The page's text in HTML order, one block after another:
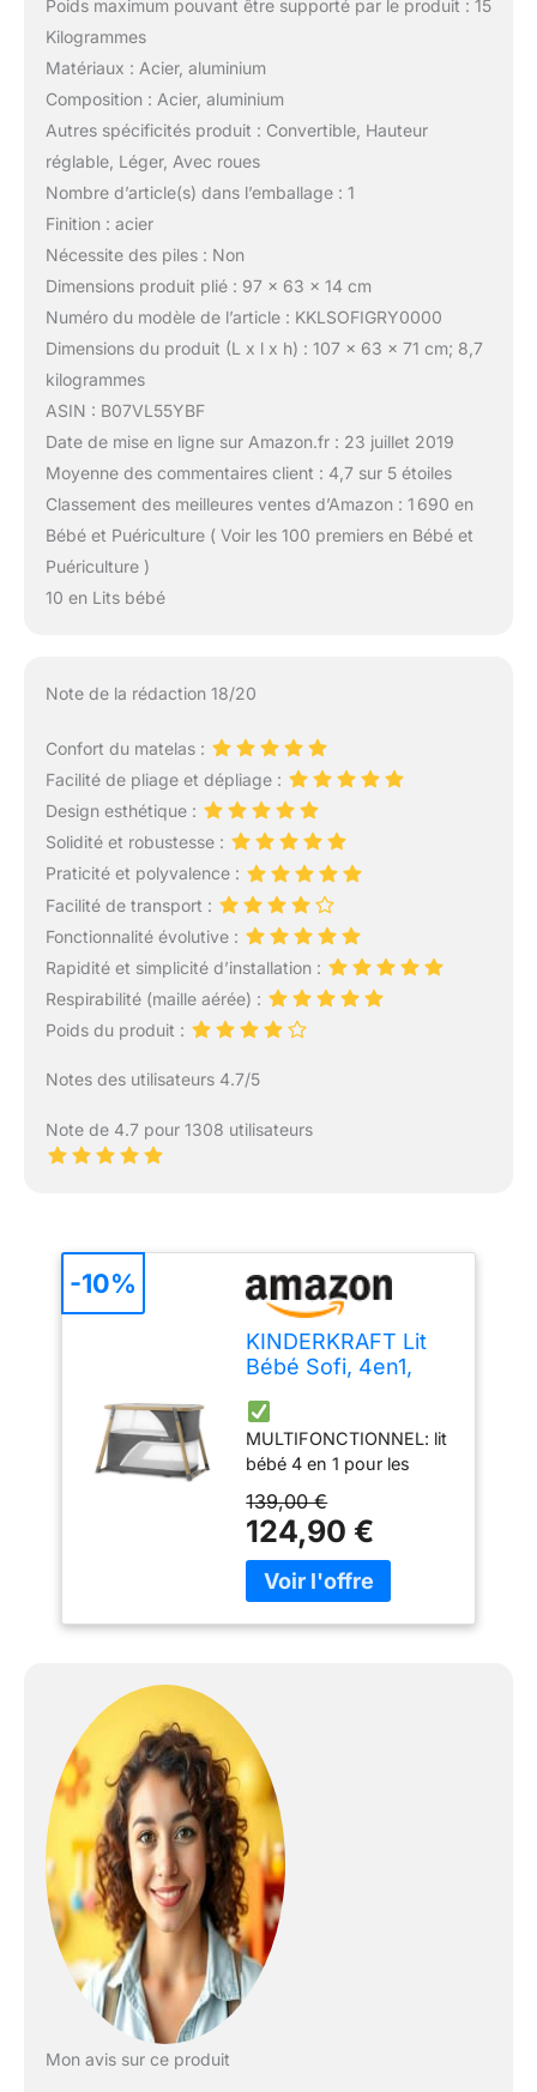
Poids maximum pouvant être supporté par le produit : 15
Kilogrammes
Matériaux : Acier, aluminium
Composition : Acier, aluminium
Autres spécificités produit : Convertible, Hauteur
réglable, Léger, Avec roues
Nombre d’article(s) dans l’emballage : 1
Finition : acier
Nécessite des piles : Non
Dimensions produit plié : 97 x 63 x 14 cm
Numéro du modèle de l’article : KKLSOFIGRY0000
Dimensions du produit (L x l x h) : 107 x 63 x 71 cm; 8,7
kilogrammes
ASIN : B07VL55YBF
Date de mise en ligne sur Amazon.fr : 23 juillet 2019
Moyenne des commentaires client : 4,7 sur 5 étoiles
Classement des meilleures ventes d’Amazon : 1 690 en
Bébé et Puériculture ( Voir les 100 premiers en Bébé et
Puériculture )
10 en Lits bébé
Note de la rédaction 18/20
Confort du matelas :
Facilité de pliage et dépliage :
Design esthétique :
Solidité et robustesse :
Praticité et polyvalence :
Facilité de transport :
Fonctionnalité évolutive :
Rapidité et simplicité d’installation :
Respirabilité (maille aérée) :
Poids du produit :
Notes des utilisateurs 4.7/5
Note de 4.7 pour 1308 utilisateurs
KINDERKRAFT Lit
Bébé Sofi, 4en1,
Bébé, Voyage, Gris,
1 Unité
MULTIFONCTIONNEL: lit
bébé 4 en 1 pour les
jusqu'à leurs 15 kg. Il fait
office de lit bébé, lit
parapluie, parc et
berceau. Il est léger et
PRATIQUE: le lit a des
côtés fonctionnels en
maille pour que le parent
puisse toujours garder
un œil sur le bébé. Ils
fournissent une
circulation d'air adéquate
par temps chaud. Le
pliage du lit bébé ne
prend que quelques
secondes et sa taille
139,00 €
124,90 €
-10%
Mon avis sur ce produit